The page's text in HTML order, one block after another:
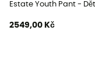
Estate Youth Pant -
2549,00 Kč